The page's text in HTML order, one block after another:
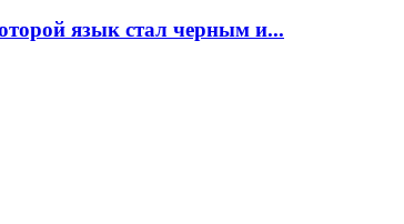
язык стал черным и...